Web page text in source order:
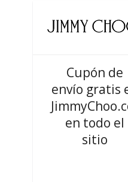
Cupón de
envío gratis
en todo el
sitio